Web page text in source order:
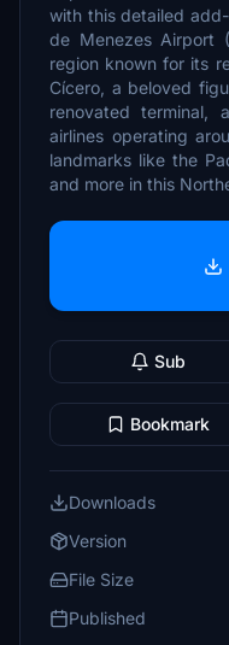
with this detailed
de Menezes Airport
region known for its
Cícero, a beloved
renovated
airlines operating
landmarks like the
and more in this
Sub
Bookmark
Downloads
Version
File Size
Published